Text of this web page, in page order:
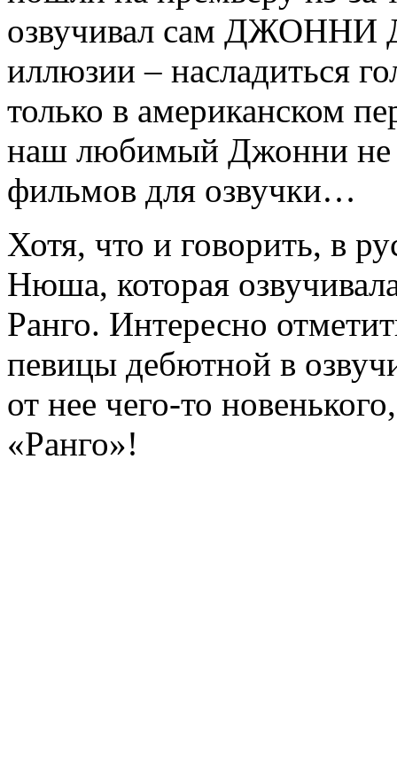
озвучивал сам ДЖОННИ
иллюзии – насладиться
только в американском
наш любимый Джонни не
фильмов для озвучки…
Хотя, что и говорить, в
Нюша, которая
Ранго. Интересно
певицы дебютной в
от нее чего-то
«Ранго»!